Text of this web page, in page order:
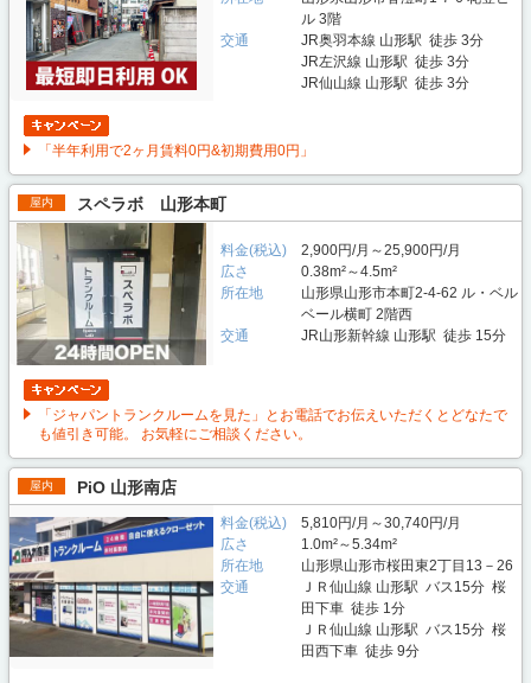
ル 3階
交通
JR奥羽本線 山形駅 徒歩 3分
JR左沢線 山形駅 徒歩 3分
JR仙山線 山形駅 徒歩 3分
「半年利用で2ヶ月賃料0円&初期費用0円」
屋内 スペラボ 山形本町
料金(税込)
2,900円/月～25,900円/月
広さ
0.38m²～4.5m²
所在地
山形県山形市本町2-4-62 ル・ベル
ベール横町 2階西
交通
JR山形新幹線 山形駅 徒歩 15分
「ジャパントランクルームを見た」とお電話でお伝えいただくとどなたで
も値引き可能。 お気軽にご相談ください。
屋内 PiO 山形南店
料金(税込)
5,810円/月～30,740円/月
広さ
1.0m²～5.34m²
所在地
山形県山形市桜田東2丁目13－26
交通
ＪＲ仙山線 山形駅 バス15分 桜
田下車 徒歩 1分
ＪＲ仙山線 山形駅 バス15分 桜
田西下車 徒歩 9分